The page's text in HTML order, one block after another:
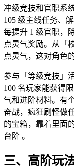
冲级竞技和官职系
105 级主线任务、
每提升 1 级官职，
点灵气奖励。从「
点灵气，这对角色
参与「等级竞技」
100 名玩家能获得
气和进阶材料。有
奋战，疯狂刷怪做
的宝箱，靠着里面
台阶 。
三、高阶玩